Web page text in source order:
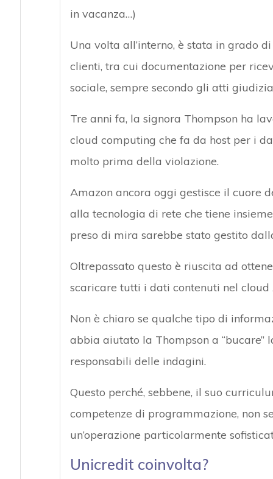
in vacanza…)
Una volta all’interno, è stata in grado
clienti, tra cui documentazione per
sociale, sempre secondo gli atti
Tre anni fa, la signora Thompson ha
cloud computing che fa da host per i
molto prima della violazione.
Amazon ancora oggi gestisce il cuore
alla tecnologia di rete che tiene
preso di mira sarebbe stato gestito
Oltrepassato questo è riuscita ad
scaricare tutti i dati contenuti nel cloud
Non è chiaro se qualche tipo di
abbia aiutato la Thompson a “bucare”
responsabili delle indagini.
Questo perché, sebbene, il suo
competenze di programmazione, non
un’operazione particolarmente
Unicredit coinvolta?